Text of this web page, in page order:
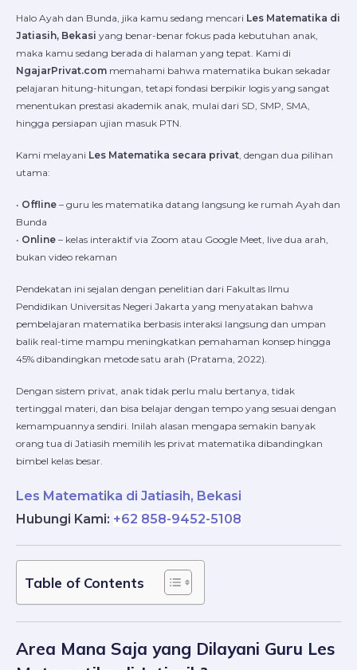
Halo Ayah dan Bunda, jika kamu sedang mencari Les Matematika di
Jatiasih, Bekasi yang benar-benar fokus pada kebutuhan anak,
maka kamu sedang berada di halaman yang tepat. Kami di
NgajarPrivat.com memahami bahwa matematika bukan sekadar
pelajaran hitung-hitungan, tetapi fondasi berpikir logis yang sangat
menentukan prestasi akademik anak, mulai dari SD, SMP, SMA,
hingga persiapan ujian masuk PTN.
Kami melayani Les Matematika secara privat , dengan dua pilihan
utama:
• Offline – guru les matematika datang langsung ke rumah Ayah dan
Bunda
• Online – kelas interaktif via Zoom atau Google Meet, live dua arah,
bukan video rekaman
Pendekatan ini sejalan dengan penelitian dari Fakultas Ilmu
Pendidikan Universitas Negeri Jakarta yang menyatakan bahwa
pembelajaran matematika berbasis interaksi langsung dan umpan
balik real-time mampu meningkatkan pemahaman konsep hingga
45% dibandingkan metode satu arah (Pratama, 2022).
Dengan sistem privat, anak tidak perlu malu bertanya, tidak
tertinggal materi, dan bisa belajar dengan tempo yang sesuai dengan
kemampuannya sendiri. Inilah alasan mengapa semakin banyak
orang tua di Jatiasih memilih les privat matematika dibandingkan
bimbel kelas besar.
Les Matematika di Jatiasih, Bekasi
Hubungi Kami: +62 858-9452-5108
Table of Contents
Area Mana Saja yang Dilayani Guru Les